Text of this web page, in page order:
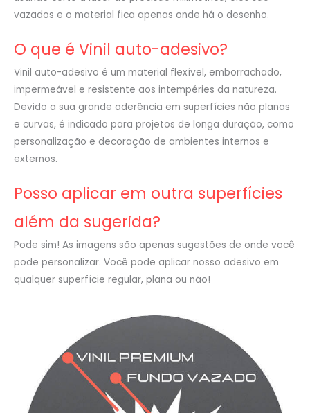
vazados e o material fica apenas onde há o desenho.
O que é Vinil auto-adesivo?
Vinil auto-adesivo é um material flexível, emborrachado,
impermeável e resistente aos intempéries da natureza.
Devido a sua grande aderência em superfícies não planas
e curvas, é indicado para projetos de longa duração, como
personalização e decoração de ambientes internos e
externos.
Posso aplicar em outra superfícies
além da sugerida?
Pode sim! As imagens são apenas sugestões de onde você
pode personalizar. Você pode aplicar nosso adesivo em
qualquer superfície regular, plana ou não!